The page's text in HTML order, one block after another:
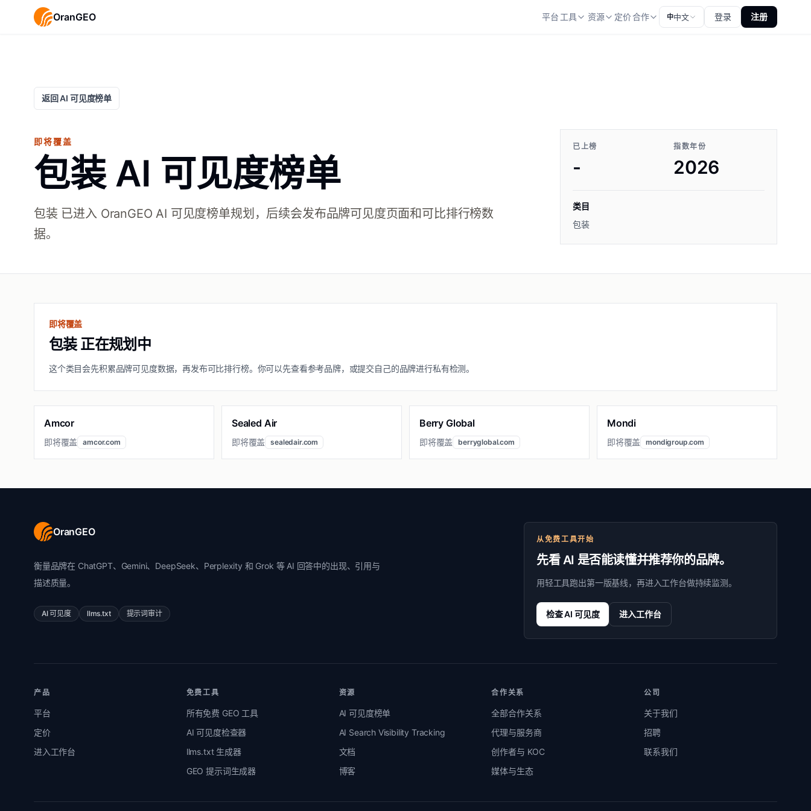
OranGEO 平台 工具 资源 定价合作 中中文 登录 注册
返回 AI 可见度榜单
即将覆盖
包装 AI 可见度榜单
包装 已进入 OranGEO AI 可见度榜单规划，后续会发布品牌可见度页面和可比排行榜数
据。
已上榜
-
指数年份
2026
类目
包装
即将覆盖
包装 正在规划中
这个类目会先积累品牌可见度数据，再发布可比排行榜。你可以先查看参考品牌，或提交自己的品牌进行私有检测。
Amcor
即将覆盖 amcor.com
Sealed Air
即将覆盖 sealedair.com
Berry Global
即将覆盖 berryglobal.com
Mondi
即将覆盖 mondigroup.com
OranGEO
衡量品牌在 ChatGPT、Gemini、DeepSeek、Perplexity 和 Grok 等 AI 回答中的出现、引用与
描述质量。
AI 可见度 llms.txt 提示词审计
从免费工具开始
先看 AI 是否能读懂并推荐你的品牌。
用轻工具跑出第一版基线，再进入工作台做持续监测。
检查 AI 可见度 进入工作台
产品
平台
定价
进入工作台
免费工具
所有免费 GEO 工具
AI 可见度检查器
llms.txt 生成器
GEO 提示词生成器
资源
AI 可见度榜单
AI Search Visibility Tracking
文档
博客
合作关系
全部合作关系
代理与服务商
创作者与 KOC
媒体与生态
公司
关于我们
招聘
联系我们